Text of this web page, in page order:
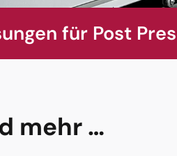
für Post
mehr …